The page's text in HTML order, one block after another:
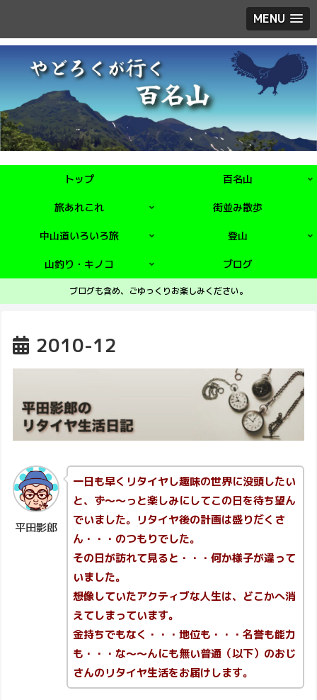
MENU
トップ 百名山
旅あれこれ 街並み散歩
中山道いろいろ旅 登山
山釣り・キノコ ブログ
ブログも含め、ごゆっくりお楽しみください。
2010-12
平田影郎
一日も早くリタイヤし趣味の世界に没頭したい
と、ず～～っと楽しみにしてこの日を待ち望ん
でいました。リタイヤ後の計画は盛りだくさ
ん・・・のつもりでした。
その日が訪れて見ると・・・何か様子が違って
いました。
想像していたアクティブな人生は、どこかへ消
えてしまっています。
金持ちでもなく・・・地位も・・・名誉も能力
も・・・な～～んにも無い普通（以下）のおじ
さんのリタイヤ生活をお届けします。